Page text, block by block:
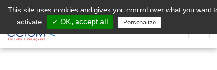
Facebook (Customer Chat) is disabled.
la
This site uses cookies and gives you control over what you want
activate
✓ OK, accept all Personalize